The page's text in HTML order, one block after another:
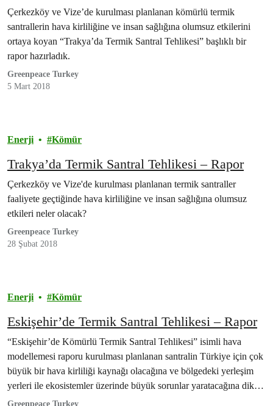
Çerkezköy ve Vize’de kurulması planlanan kömürlü termik
santrallerin hava kirliliğine ve insan sağlığına olumsuz etkilerini
ortaya koyan “Trakya’da Termik Santral Tehlikesi” başlıklı bir
rapor hazırladık.
Greenpeace Turkey
5 Mart 2018
Enerji Kömür
Trakya’da Termik Santral Tehlikesi – Rapor
Çerkezköy ve Vize'de kurulması planlanan termik santraller
faaliyete geçtiğinde hava kirliliğine ve insan sağlığına olumsuz
etkileri neler olacak?
Greenpeace Turkey
28 Şubat 2018
Enerji Kömür
Eskişehir’de Termik Santral Tehlikesi – Rapor
“Eskişehir’de Kömürlü Termik Santral Tehlikesi” isimli hava
modellemesi raporu kurulması planlanan santralin Türkiye için çok
büyük bir hava kirliliği kaynağı olacağına ve bölgedeki yerleşim
yerleri ile ekosistemler üzerinde büyük sorunlar yaratacağına dikkat
çekiyor.
Greenpeace Turkey